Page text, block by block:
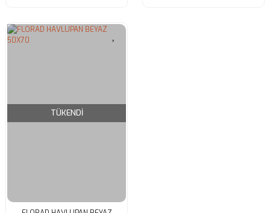
TÜKENDİ